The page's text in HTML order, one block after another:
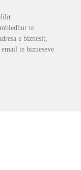
te
e biznesit,
te bizneseve